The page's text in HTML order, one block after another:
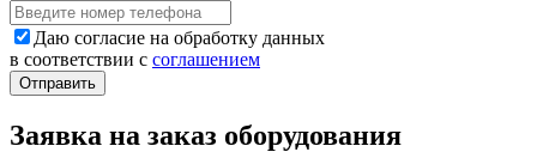
Даю согласие на обработку данных
в соответствии с соглашением
Заявка на заказ оборудования